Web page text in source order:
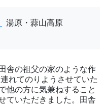
湯原・蒜山高原
舎の祖父の家のような作
れてのりようさせていた
他の方に気兼ねすること
ていただきました。田舎